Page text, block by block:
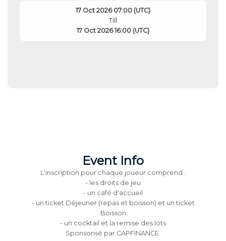
17 Oct 2026 07:00 (UTC)
Till
17 Oct 2026 16:00 (UTC)
Event Info
L'inscription pour chaque joueur comprend :
- les droits de jeu
- un café d'accueil
- un ticket Déjeuner (repas et boisson) et un ticket
Boisson
- un cocktail et la remise des lots
Sponsorisé par CAPFINANCE.